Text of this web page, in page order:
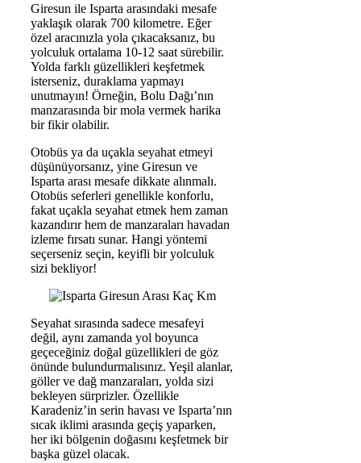
Giresun ile Isparta arasındaki mesafe
yaklaşık olarak 700 kilometre. Eğer
özel aracınızla yola çıkacaksanız, bu
yolculuk ortalama 10-12 saat sürebilir.
Yolda farklı güzellikleri keşfetmek
isterseniz, duraklama yapmayı
unutmayın! Örneğin, Bolu Dağı’nın
manzarasında bir mola vermek harika
bir fikir olabilir.
Otobüs ya da uçakla seyahat etmeyi
düşünüyorsanız, yine Giresun ve
Isparta arası mesafe dikkate alınmalı.
Otobüs seferleri genellikle konforlu,
fakat uçakla seyahat etmek hem zaman
kazandırır hem de manzaraları havadan
izleme fırsatı sunar. Hangi yöntemi
seçerseniz seçin, keyifli bir yolculuk
sizi bekliyor!
Seyahat sırasında sadece mesafeyi
değil, aynı zamanda yol boyunca
geçeceğiniz doğal güzellikleri de göz
önünde bulundurmalısınız. Yeşil alanlar,
göller ve dağ manzaraları, yolda sizi
bekleyen sürprizler. Özellikle
Karadeniz’in serin havası ve Isparta’nın
sıcak iklimi arasında geçiş yaparken,
her iki bölgenin doğasını keşfetmek bir
başka güzel olacak.